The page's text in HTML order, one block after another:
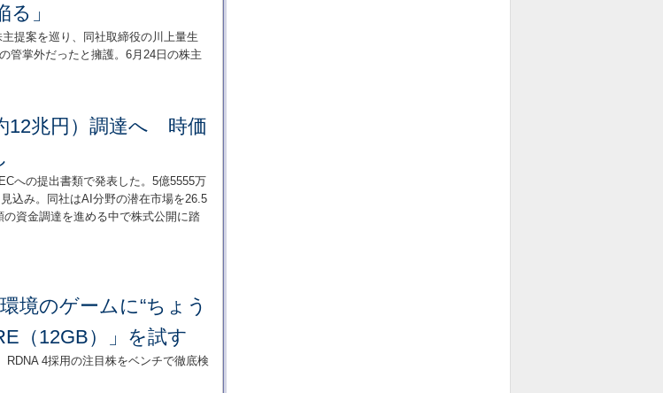
」
提案を巡り、同社取締役の川上量生
管掌外だったと擁護。6月24日の株主
12兆円）調達へ 時価
への提出書類で発表した。5億5555万
込み。同社はAI分野の潜在市場を26.5
資金調達を進める中で株式公開に踏
境のゲームに“ちょう
（12GB）」を試す
4採用の注目株をベンチで徹底検